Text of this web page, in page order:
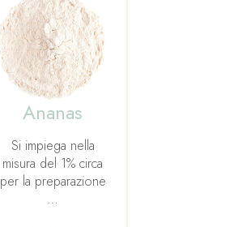
Ananas
Si impiega nella
misura del 1% circa
per la preparazione
…